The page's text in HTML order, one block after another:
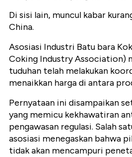
Di sisi lain, muncul kabar
China.
Asosiasi Industri Batu bara
Coking Industry Association)
tuduhan telah melakukan
menaikkan harga di antara
Pernyataan ini disampaikan
yang memicu kekhawatiran
pengawasan regulasi. Salah
asosiasi menegaskan bahwa
tidak akan mencampuri